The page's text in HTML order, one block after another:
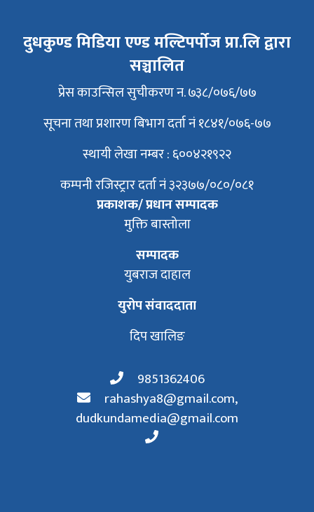
दुधकुण्ड मिडिया एण्ड मल्टिपर्पोज प्रा.लि द्वारा
सञ्चालित
प्रेस काउन्सिल सुचीकरण न. ७३८/०७६/७७
सूचना तथा प्रशारण बिभाग दर्ता नं १८४१/०७६-७७
स्थायी लेखा नम्बर : ६००४२१९२२
कम्पनी रजिस्ट्रार दर्ता नं ३२३७७/०८०/०८१
प्रकाशक/ प्रधान सम्पादक
मुक्ति बास्तोला
सम्पादक
युबराज दाहाल
युरोप संवाददाता
दिप खालिङ
9851362406
rahashya8@gmail.com,
dudkundamedia@gmail.com